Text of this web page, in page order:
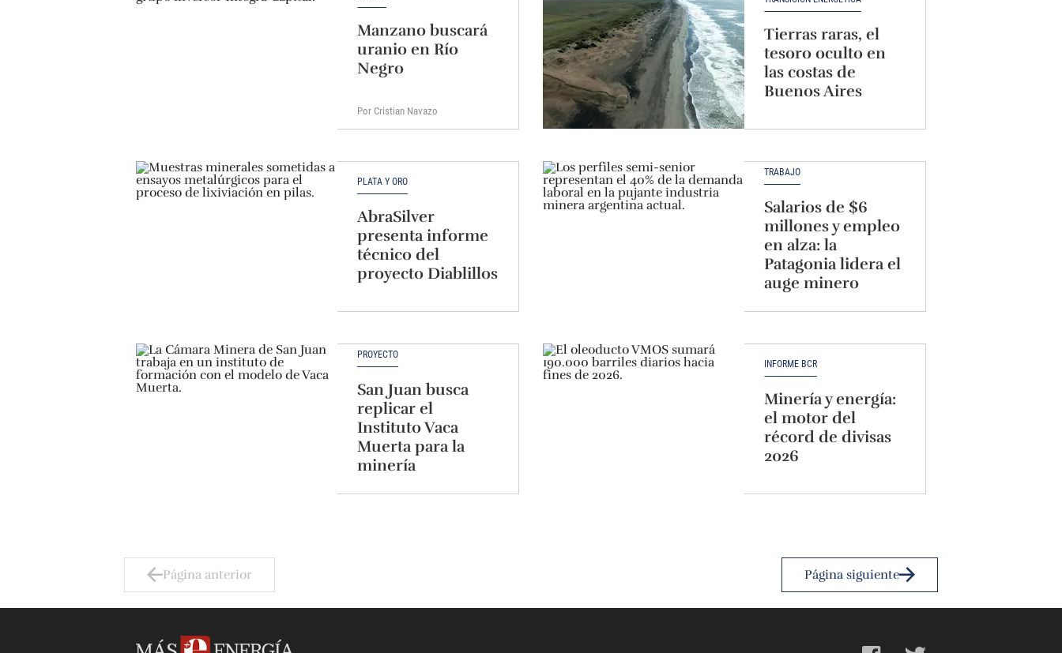
Manzano buscará
uranio en Río
Negro
Por Cristian Navazo
Tierras raras, el
tesoro oculto en
las costas de
Buenos Aires
PLATA Y ORO
AbraSilver
presenta informe
técnico del
proyecto Diablillos
TRABAJO
Salarios de $6
millones y empleo
en alza: la
Patagonia lidera el
auge minero
PROYECTO
San Juan busca
replicar el
Instituto Vaca
Muerta para la
minería
INFORME BCR
Minería y energía:
el motor del
récord de divisas
2026
Página anterior Página siguiente